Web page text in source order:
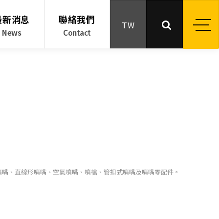
新消息
News
聯絡我們
Contact
TW
、直線形噴嘴、空氣噴嘴、噴槍、管扣式噴嘴及噴嘴零配件。